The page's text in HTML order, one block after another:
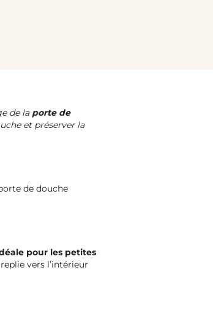
de la porte de
et préserver la
de douche
pour les petites
vers l’intérieur